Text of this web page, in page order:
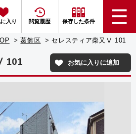
入り 閲覧履歴 保存した条件
葛飾区 セレスティア柴又Ⅴ 101
101 お気に入りに追加